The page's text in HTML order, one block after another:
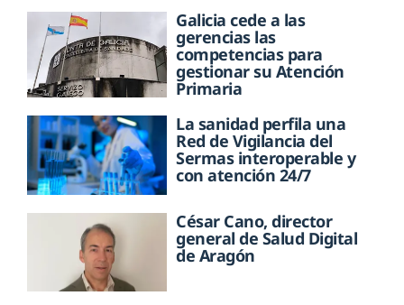
Galicia cede a las
gerencias las
competencias para
gestionar su Atención
Primaria
La sanidad perfila una
Red de Vigilancia del
Sermas interoperable y
con atención 24/7
César Cano, director
general de Salud Digital
de Aragón